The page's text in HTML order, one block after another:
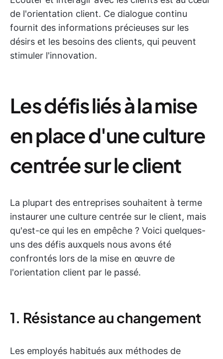
de l'orientation client. Ce dialogue continu
fournit des informations précieuses sur les
désirs et les besoins des clients, qui peuvent
stimuler l'innovation.
Les défis liés à la mise
en place d'une culture
centrée sur le client
La plupart des entreprises souhaitent à terme
instaurer une culture centrée sur le client, mais
qu'est-ce qui les en empêche ? Voici quelques-
uns des défis auxquels nous avons été
confrontés lors de la mise en œuvre de
l'orientation client par le passé.
1. Résistance au changement
Les employés habitués aux méthodes de